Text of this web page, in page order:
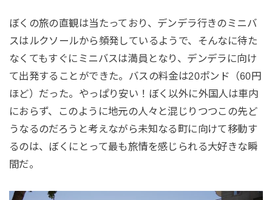
ぼくの旅の直観は当たっており、デンデラ行きのミニバ
スはルクソールから頻発しているようで、そんなに待た
なくてもすぐにミニバスは満員となり、デンデラに向け
て出発することができた。バスの料金は20ポンド（60円
ほど）だった。やっぱり安い！ぼく以外に外国人は車内
におらず、このように地元の人々と混じりつつこの先ど
うなるのだろうと考えながら未知なる町に向けて移動す
るのは、ぼくにとって最も旅情を感じられる大好きな瞬
間だ。